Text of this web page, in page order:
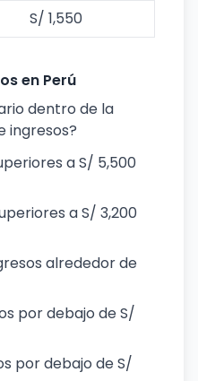
S/ 1,550
en Perú
dentro de la
ingresos?
a S/ 5,500
a S/ 3,200
alrededor de
por debajo de S/
por debajo de S/